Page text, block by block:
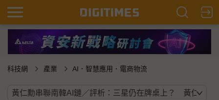
科技網 產業 AI．智慧應用．電商物流